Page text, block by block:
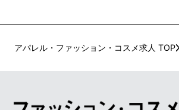
アパレル・ファッション・コスメ求人 TOP